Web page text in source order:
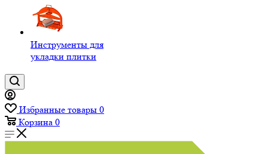
Инструменты для
укладки плитки
Избранные товары 0
Корзина 0